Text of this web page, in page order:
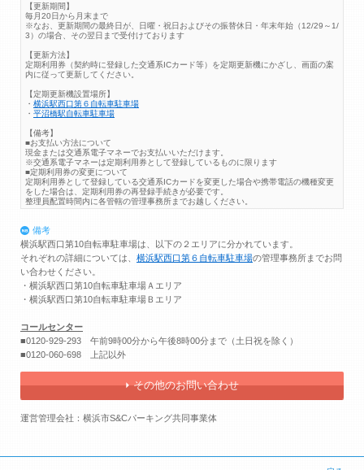
【更新期間】
毎月20日から月末まで
※なお、更新期間の最終日が、日曜・祝日およびその振替休日・年末年始（12/29～1/
3）の場合、その翌日まで受付けております
【更新方法】
定期利用券（契約時に登録した交通系ICカード等）を定期更新機にかざし、画面の案
内に従って更新してください。
【定期更新機設置場所】
・ 横浜駅西口第６自転車駐車場
・ 平沼橋駅自転車駐車場
【備考】
■お支払い方法について
現金または交通系電子マネーでお支払いいただけます。
※交通系電子マネーは定期利用券として登録しているものに限ります
■定期利用券の変更について
定期利用券として登録している交通系ICカードを変更した場合や携帯電話の機種変更
をした場合は、定期利用券の再登録手続きが必要です。
整理員配置時間内に各管轄の管理事務所までお越しください。
備考
横浜駅西口第10自転車駐車場は、以下の２エリアに分かれています。
それぞれの詳細については、 横浜駅西口第６自転車駐車場の管理事務所までお問
い合わせください。
・横浜駅西口第10自転車駐車場Ａエリア
・横浜駅西口第10自転車駐車場Ｂエリア
コールセンター
■0120-929-293 午前9時00分から午後8時00分まで（土日祝を除く）
■0120-060-698 上記以外
その他のお問い合わせ
運営管理会社：横浜市S&Cパーキング共同事業体